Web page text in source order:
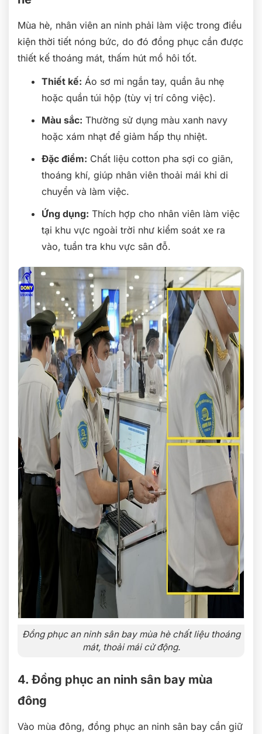
Mùa hè, nhân viên an ninh phải làm việc trong điều
kiện thời tiết nóng bức, do đó đồng phục cần được
thiết kế thoáng mát, thấm hút mồ hôi tốt.
Thiết kế: Áo sơ mi ngắn tay, quần âu nhẹ
hoặc quần túi hộp (tùy vị trí công việc).
Màu sắc: Thường sử dụng màu xanh navy
hoặc xám nhạt để giảm hấp thụ nhiệt.
Đặc điểm: Chất liệu cotton pha sợi co giãn,
thoáng khí, giúp nhân viên thoải mái khi di
chuyển và làm việc.
Ứng dụng: Thích hợp cho nhân viên làm việc
tại khu vực ngoài trời như kiểm soát xe ra
vào, tuần tra khu vực sân đỗ.
Đồng phục an ninh sân bay mùa hè chất liệu thoáng
mát, thoải mái cử động.
4. Đồng phục an ninh sân bay mùa
đông
Vào mùa đông, đồng phục an ninh sân bay cần giữ